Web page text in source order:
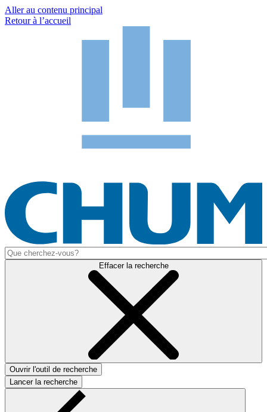
Aller au contenu principal
Retour à l’accueil
Effacer la recherche
Ouvrir l'outil de recherche
Lancer la recherche